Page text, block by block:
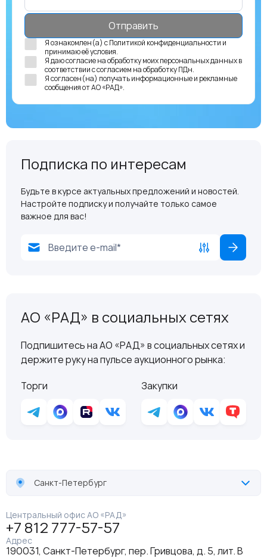
Я ознакомлен(а) сПолитикой конфиденциальности и
принимаю её условия.
Я даю согласие на обработку моих персональных данных в
соответствии ссогласием на обработку ПДн.
Я согласен(на) получатьинформационные и рекламные
сообщенияот АО «РАД».
Подписка по интересам
Будьте в курсе актуальных предложений и новостей.
Настройте подписку и получайте только самое
важное для вас!
АО «РАД» в социальных сетях
Подпишитесь на АО «РАД» в социальных сетях и
держите руку на пульсе аукционного рынка:
Торги
Закупки
Санкт-Петербург
Центральный офис АО «РАД»
+7 812 777-57-57
Адрес
190031, Санкт-Петербург, пер. Гривцова, д. 5, лит. В